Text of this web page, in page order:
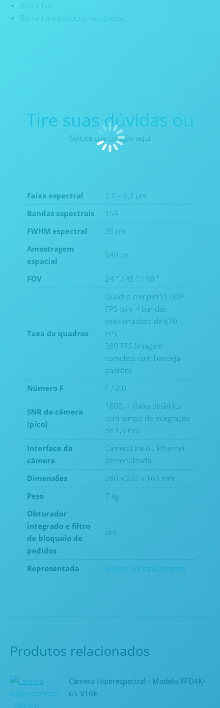
Borrachas
Borracha e plásticos não pretos
Tire suas dúvidas ou
Solicite sua cotação aqui
Faixa espectral
2,7 – 5,3 μm
Bandas espectrais
154
FWHM espectral
35 nm
Amostragem
espacial
640 px
FOV 24 ° / 45 ° / 60 °
Taxa de quadros
Quadro complet15 000
FPS com 4 bandas
selecionadaso de 670
FPS
380 FPS (imagem
completa com bandeja
padrão)
Número F
F / 2.0
SNR da câmera
(pico)
1600: 1 (faixa dinâmica
com tempo de integração
de 1,5 ms)
Interface da
câmera
CameraLink ou Ethernet
personalizada
Dimensões
280 x 202 x 169 mm
Peso
7 kg
Obturador
integrado e filtro
de bloqueio de
pedidos
sim
Representada Specim Spectral Imaging
Produtos relacionados
Câmera Hiperespectral - Modelo PFD4K-
65-V10E